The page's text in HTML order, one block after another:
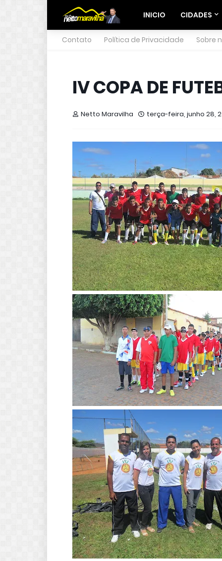
INICIO CIDADES
Contato Política de Privacidade Sobre
IV COPA DE
Netto Maravilha terça-feira, junho 28,